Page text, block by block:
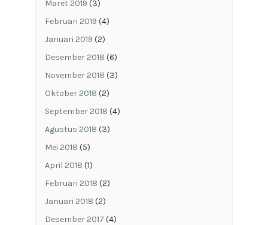
Maret 2019 (3)
Februari 2019 (4)
Januari 2019 (2)
Desember 2018 (6)
November 2018 (3)
Oktober 2018 (2)
September 2018 (4)
Agustus 2018 (3)
Mei 2018 (5)
April 2018 (1)
Februari 2018 (2)
Januari 2018 (2)
Desember 2017 (4)